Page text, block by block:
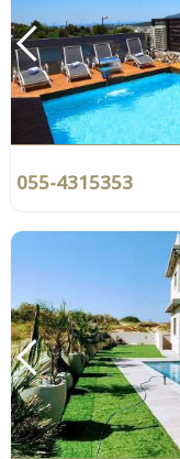
055-4315353